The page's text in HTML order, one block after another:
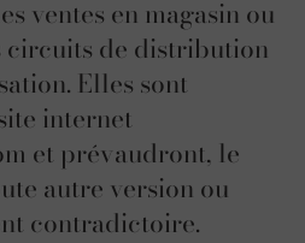
ventes en magasin ou
circuits de distribution
Elles sont
internet
et prévaudront, le
autre version ou
contradictoire.